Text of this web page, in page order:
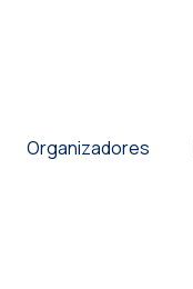
Organizadores